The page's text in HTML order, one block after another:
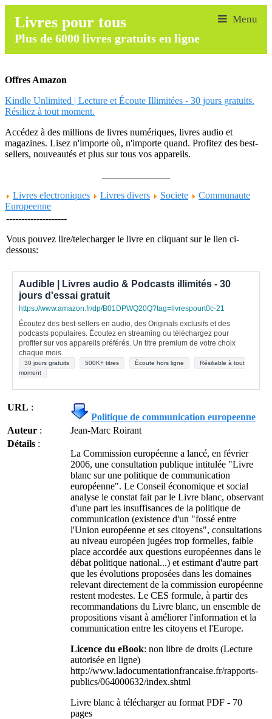
Livres pour tous
Plus de 6000 livres gratuits en ligne
Offres Amazon
Kindle Unlimited | Lecture et Écoute Illimitées - 30 jours gratuits.
Résiliez à tout moment.
Accédez à des millions de livres numériques, livres audio et
magazines. Lisez n'importe où, n'importe quand. Profitez des best-
sellers, nouveautés et plus sur tous vos appareils.
Livres electroniques
Livres divers Societe
Communaute
Europeenne
--------------------
Vous pouvez lire/telecharger le livre en cliquant sur le lien ci-
dessous:
Audible | Livres audio & Podcasts illimités - 30
jours d'essai gratuit
https://www.amazon.fr/dp/B01DPWQ20Q?tag=livrespourt0c-21
Écoutez des best-sellers en audio, des Originals exclusifs et des
podcasts populaires. Écoutez en streaming ou téléchargez pour
profiter sur vos appareils préférés. Un titre premium de votre choix
chaque mois.
30 jours gratuits 500K+ titres Écoute hors ligne
Résiliable à tout
moment
URL :
Politique de communication europeenne
Auteur :
Jean-Marc Roirant
Détails :
La Commission européenne a lancé, en février
2006, une consultation publique intitulée "Livre
blanc sur une politique de communication
européenne". Le Conseil économique et social
analyse le constat fait par le Livre blanc, observant
d'une part les insuffisances de la politique de
communication (existence d'un "fossé entre
l'Union européenne et ses citoyens", consultations
au niveau européen jugées trop formelles, faible
place accordée aux questions européennes dans le
débat politique national...) et estimant d'autre part
que les évolutions proposées dans les domaines
relevant directement de la commission européenne
restent modestes. Le CES formule, à partir des
recommandations du Livre blanc, un ensemble de
propositions visant à améliorer l'information et la
communication entre les citoyens et l'Europe.
Licence du eBook: non libre de droits (Lecture
autorisée en ligne)
http://www.ladocumentationfrancaise.fr/rapports-
publics/064000632/index.shtml
Livre blanc à télécharger au format PDF - 70
pages